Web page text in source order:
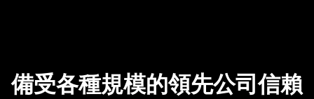
備受各種規模的領先公司信賴